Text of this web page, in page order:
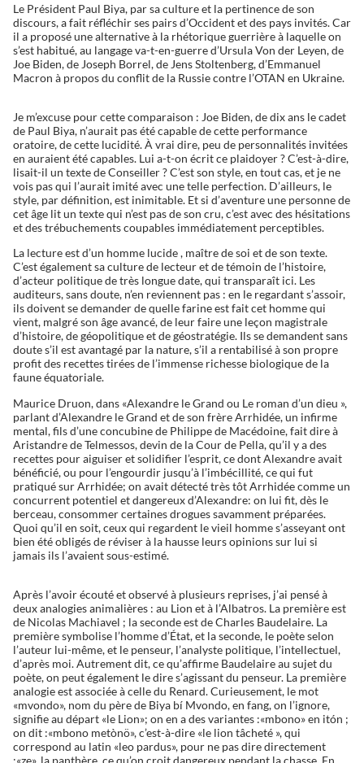
Le Président Paul Biya, par sa culture et la pertinence de son
discours, a fait réfléchir ses pairs d’Occident et des pays invités. Car
il a proposé une alternative à la rhétorique guerrière à laquelle on
s’est habitué, au langage va-t-en-guerre d’Ursula Von der Leyen, de
Joe Biden, de Joseph Borrel, de Jens Stoltenberg, d’Emmanuel
Macron à propos du conflit de la Russie contre l’OTAN en Ukraine.
Je m’excuse pour cette comparaison : Joe Biden, de dix ans le cadet
de Paul Biya, n’aurait pas été capable de cette performance
oratoire, de cette lucidité. À vrai dire, peu de personnalités invitées
en auraient été capables. Lui a-t-on écrit ce plaidoyer ? C’est-à-dire,
lisait-il un texte de Conseiller ? C’est son style, en tout cas, et je ne
vois pas qui l’aurait imité avec une telle perfection. D’ailleurs, le
style, par définition, est inimitable. Et si d’aventure une personne de
cet âge lit un texte qui n’est pas de son cru, c’est avec des hésitations
et des trébuchements coupables immédiatement perceptibles.
La lecture est d’un homme lucide , maître de soi et de son texte.
C’est également sa culture de lecteur et de témoin de l’histoire,
d’acteur politique de très longue date, qui transparaît ici. Les
auditeurs, sans doute, n’en reviennent pas : en le regardant s’assoir,
ils doivent se demander de quelle farine est fait cet homme qui
vient, malgré son âge avancé, de leur faire une leçon magistrale
d’histoire, de géopolitique et de géostratégie. Ils se demandent sans
doute s’il est avantagé par la nature, s’il a rentabilisé à son propre
profit des recettes tirées de l’immense richesse biologique de la
faune équatoriale.
Maurice Druon, dans «Alexandre le Grand ou Le roman d’un dieu »,
parlant d’Alexandre le Grand et de son frère Arrhidée, un infirme
mental, fils d’une concubine de Philippe de Macédoine, fait dire à
Aristandre de Telmessos, devin de la Cour de Pella, qu’il y a des
recettes pour aiguiser et solidifier l’esprit, ce dont Alexandre avait
bénéficié, ou pour l’engourdir jusqu’à l’imbécillité, ce qui fut
pratiqué sur Arrhidée; on avait détecté très tôt Arrhidée comme un
concurrent potentiel et dangereux d’Alexandre: on lui fit, dès le
berceau, consommer certaines drogues savamment préparées.
Quoi qu’il en soit, ceux qui regardent le vieil homme s’asseyant ont
bien été obligés de réviser à la hausse leurs opinions sur lui si
jamais ils l’avaient sous-estimé.
Après l’avoir écouté et observé à plusieurs reprises, j’ai pensé à
deux analogies animalières : au Lion et à l’Albatros. La première est
de Nicolas Machiavel ; la seconde est de Charles Baudelaire. La
première symbolise l’homme d’État, et la seconde, le poète selon
l’auteur lui-même, et le penseur, l’analyste politique, l’intellectuel,
d’après moi. Autrement dit, ce qu’affirme Baudelaire au sujet du
poète, on peut également le dire s’agissant du penseur. La première
analogie est associée à celle du Renard. Curieusement, le mot
«mvondo», nom du père de Biya bí Mvondo, en fang, on l’ignore,
signifie au départ «le Lion»; on en a des variantes :«mbono» en itón ;
on dit :«mbono metònö», c’est-à-dire «le lion tâcheté », qui
correspond au latin «leo pardus», pour ne pas dire directement